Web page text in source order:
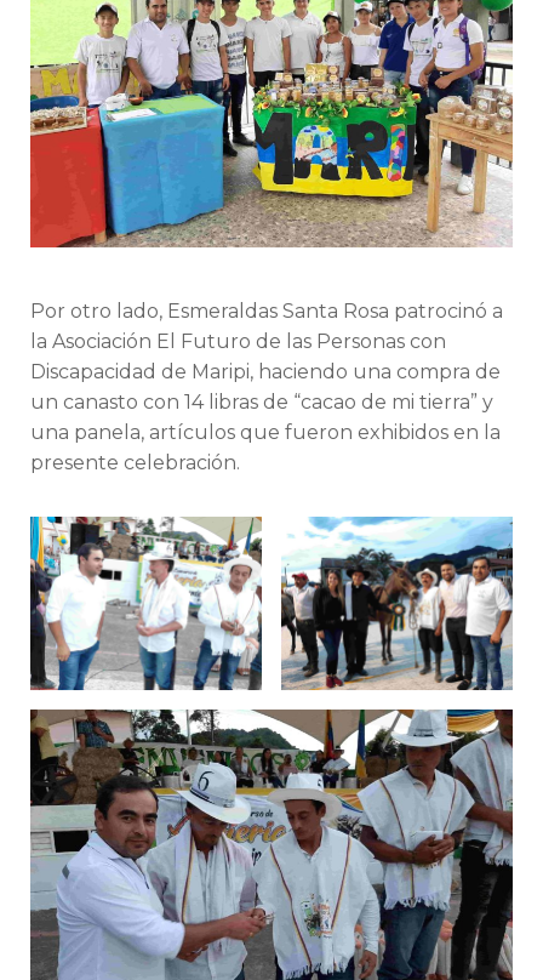
Por otro lado, Esmeraldas Santa Rosa patrocinó a
la Asociación El Futuro de las Personas con
Discapacidad de Maripi, haciendo una compra de
un canasto con 14 libras de “cacao de mi tierra” y
una panela, artículos que fueron exhibidos en la
presente celebración.